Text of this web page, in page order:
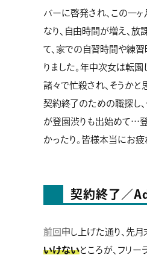
バーに啓発され、この一
なり、自由時間が増え、
て、家での自習時間や練習
りました。年中次女は転
諸々で忙殺され、そうか
契約終了のための職探し
が登園渋りも出始めて…登
かったり。皆様本当にお
契約終了／
前回 申し上げた通り、先月
いけないところが、フリ